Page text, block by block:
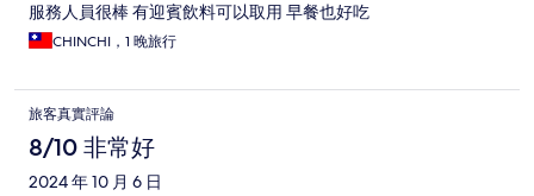
服務人員很棒 有迎賓飲料可以取用 早餐也好吃
CHINCHI，1 晚旅行
旅客真實評論
8/10 非常好
2024 年 10 月 6 日